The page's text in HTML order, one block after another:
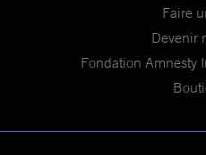
Faire
Devenir
Fondation Amnesty